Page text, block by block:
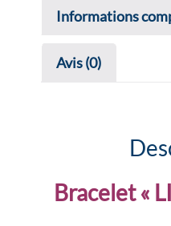
Informations
Avis (0)
Bracelet «